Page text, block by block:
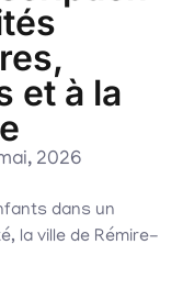
et à la
2026
dans un
la ville de Rémire-